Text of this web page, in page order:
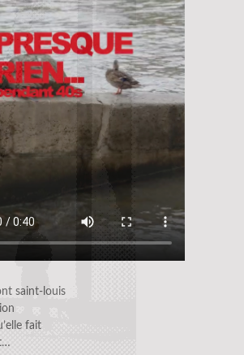
saint-louis
fait